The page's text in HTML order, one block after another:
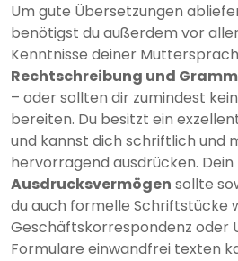
Um gute Übersetzungen
benötigst du außerdem vor
Kenntnisse deiner
Rechtschreibung und
– oder sollten dir zumindest
bereiten. Du besitzt ein
und kannst dich schriftlich und
hervorragend ausdrücken. Dein
Ausdrucksvermögen sollte
du auch formelle Schriftstücke
Geschäftskorrespondenz oder
Formulare einwandfrei texten